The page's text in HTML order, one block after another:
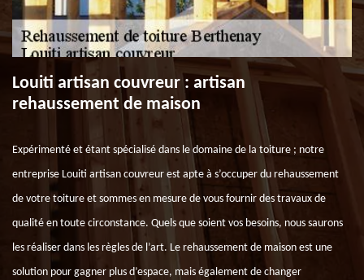
Louiti artisan couvreur : artisan
rehaussement de maison
Expérimenté et étant spécialisé dans le domaine de la toiture ; notre
entreprise Louiti artisan couvreur est apte à s’occuper du rehaussement
de votre toiture et sommes en mesure de vous fournir des travaux de
qualité en toute circonstance. Quels que soient vos besoins, nous saurons
les réaliser dans les règles de l’art. Le rehaussement de maison est une
solution pour gagner plus d’espace, mais également de changer